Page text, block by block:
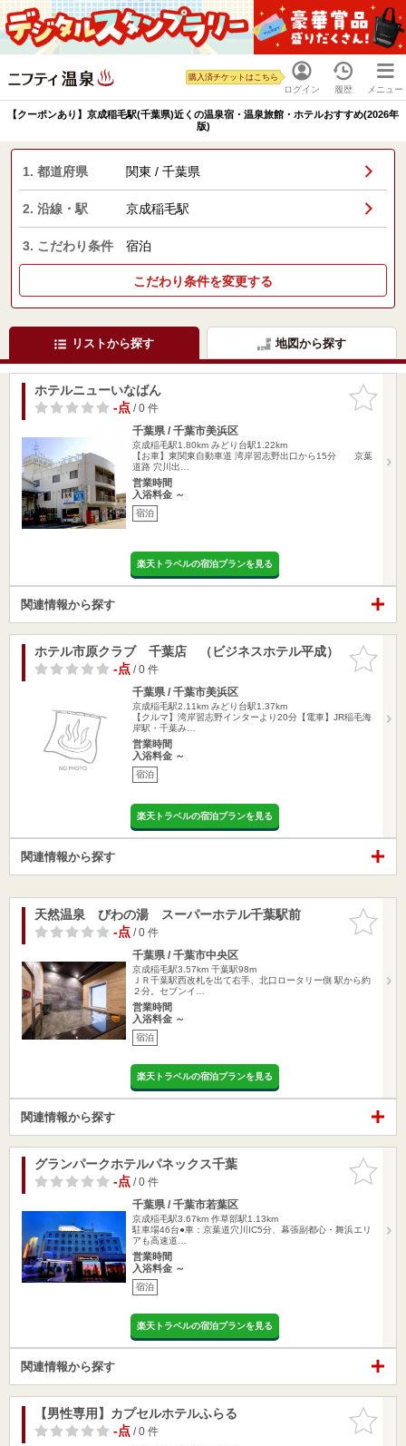
ログイン
購入済チケットはこちら
履歴 メニュー
【クーポンあり】京成稲毛駅(千葉県)近くの温泉宿・温泉旅館・ホテルおすすめ(2026年
版)
1. 都道府県 関東 / 千葉県
2. 沿線・駅 京成稲毛駅
3. こだわり条件 宿泊
こだわり条件を変更する
リストから探す 地図から探す
お気に入
りに追加
ホテルニューいなばん
-点/ 0 件
千葉県 / 千葉市美浜区
京成稲毛駅1.80km みどり台駅1.22km
【お車】東関東自動車道 湾岸習志野出口から15分 京葉
道路 穴川出…
営業時間
入浴料金 ～
宿泊
楽天トラベルの宿泊プランを見る
関連情報から探す
お気に入
りに追加
ホテル市原クラブ 千葉店 （ビジネスホテル平成）
-点/ 0 件
千葉県 / 千葉市美浜区
京成稲毛駅2.11km みどり台駅1.37km
【クルマ】湾岸習志野インターより20分【電車】JR稲毛海
岸駅・千葉み…
営業時間
入浴料金 ～
宿泊
楽天トラベルの宿泊プランを見る
関連情報から探す
お気に入
りに追加
天然温泉 びわの湯 スーパーホテル千葉駅前
-点/ 0 件
千葉県 / 千葉市中央区
京成稲毛駅3.57km 千葉駅98m
ＪＲ千葉駅西改札を出て右手、北口ロータリー側 駅から約
２分。セブンイ…
営業時間
入浴料金 ～
宿泊
楽天トラベルの宿泊プランを見る
関連情報から探す
お気に入
りに追加
グランパークホテルパネックス千葉
-点/ 0 件
千葉県 / 千葉市若葉区
京成稲毛駅3.67km 作草部駅1.13km
駐車場46台●車：京葉道穴川IC5分、幕張副都心・舞浜エリ
アも高速道…
営業時間
入浴料金 ～
宿泊
楽天トラベルの宿泊プランを見る
関連情報から探す
お気に入
りに追加
【男性専用】カプセルホテルふらる
-点/ 0 件